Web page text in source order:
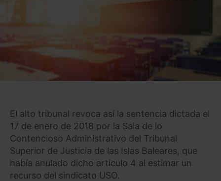
El alto tribunal revoca así la sentencia dictada el
17 de enero de 2018 por la Sala de lo
Contencioso Administrativo del Tribunal
Superior de Justicia de las Islas Baleares, que
había anulado dicho artículo 4 al estimar un
recurso del sindicato USO.